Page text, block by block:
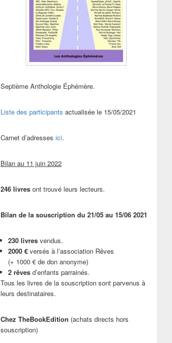
Septième Anthologie Éphémère.
Liste des participants actualisée le 15/05/2021
Carnet d’adresses ici.
Bilan au 11 juin 2022
246 livres ont trouvé leurs lecteurs.
Bilan de la souscription du 21/05 au 15/06 2021
230 livres vendus.
2000 € versés à l’association Rêves
(+ 1000 € de don anonyme)
2 rêves d’enfants parrainés.
Tous les livres de la souscription sont parvenus à
leurs destinataires.
Chez TheBookEdition (achats directs hors
souscription)